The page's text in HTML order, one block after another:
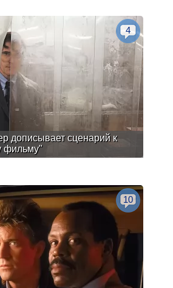
дописывает сценарий к
фильму"
4
10